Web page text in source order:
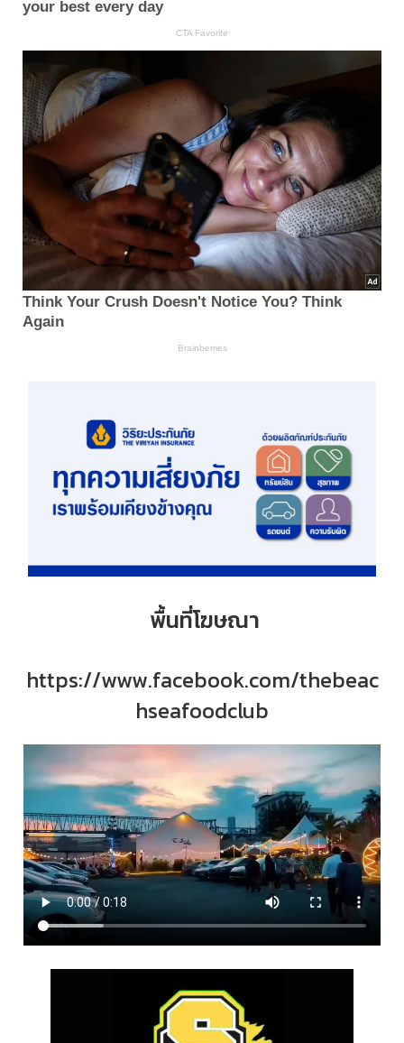
พื้นที่โฆษณา
https://www.facebook.com/thebeac
hseafoodclub